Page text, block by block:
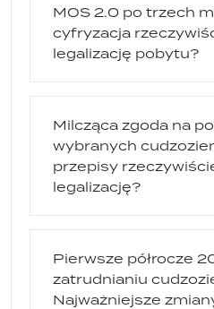
MOS 2.0 po trzech
cyfryzacja
legalizację pobytu?
Milcząca zgoda na
wybranych
przepisy
legalizację?
Pierwsze półrocze
zatrudnianiu
Najważniejsze